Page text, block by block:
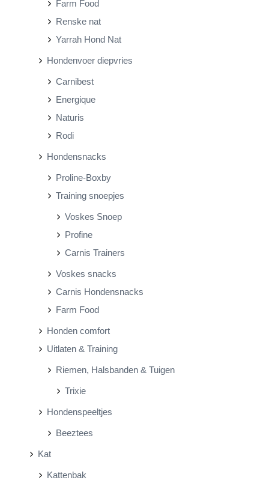
Farm Food
Renske nat
Yarrah Hond Nat
Hondenvoer diepvries
Carnibest
Energique
Naturis
Rodi
Hondensnacks
Proline-Boxby
Training snoepjes
Voskes Snoep
Profine
Carnis Trainers
Voskes snacks
Carnis Hondensnacks
Farm Food
Honden comfort
Uitlaten & Training
Riemen, Halsbanden & Tuigen
Trixie
Hondenspeeltjes
Beeztees
Kat
Kattenbak